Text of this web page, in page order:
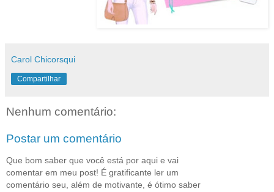
Carol Chicorsqui
Compartilhar
Nenhum comentário:
Postar um comentário
Que bom saber que você está por aqui e vai
comentar em meu post! É gratificante ler um
comentário seu, além de motivante, é ótimo saber